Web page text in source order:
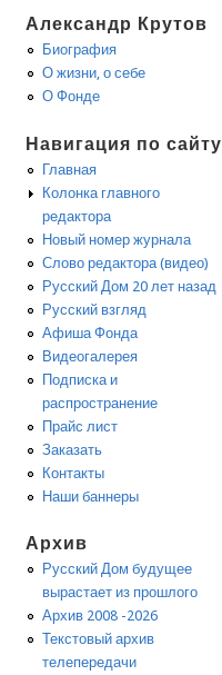
Александр Крутов
Биография
О жизни, о себе
О Фонде
Навигация по сайту
Главная
Колонка главного
редактора
Новый номер журнала
Слово редактора (видео)
Русский Дом 20 лет назад
Русский взгляд
Афиша Фонда
Видеогалерея
Подписка и
распространение
Прайс лист
Заказать
Контакты
Наши баннеры
Архив
Русский Дом будущее
вырастает из прошлого
Архив 2008 -2026
Текстовый архив
телепередачи